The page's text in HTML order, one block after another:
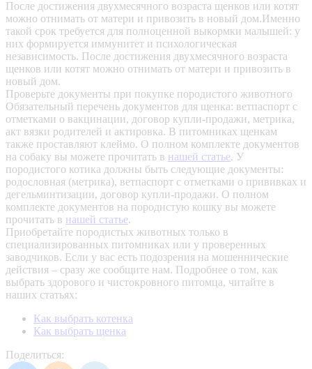
После достижения двухмесячного возраста щенков или котят
можно отнимать от матери и привозить в новый дом.Именно
такой срок требуется для полноценной выкормки малышей: у
них формируется иммунитет и психологическая
независимость. После достижения двухмесячного возраста
щенков или котят можно отнимать от матери и привозить в
новый дом.
Проверьте документы при покупке породистого животного
Обязательный перечень документов для щенка: ветпаспорт с
отметками о вакцинации, договор купли-продажи, метрика,
акт вязки родителей и актировка. В питомниках щенкам
также проставляют клеймо. О полном комплекте документов
на собаку вы можете прочитать в нашей статье. У
породистого котика должны быть следующие документы:
родословная (метрика), ветпаспорт с отметками о прививках и
дегельминтизации, договор купли-продажи. О полном
комплекте документов на породистую кошку вы можете
прочитать в нашей статье.
Приобретайте породистых животных только в
специализированных питомниках или у проверенных
заводчиков. Если у вас есть подозрения на мошеннические
действия – сразу же сообщите нам. Подробнее о том, как
выбрать здорового и чистокровного питомца, читайте в
наших статьях:
Как выбрать котенка
Как выбрать щенка
Поделиться: